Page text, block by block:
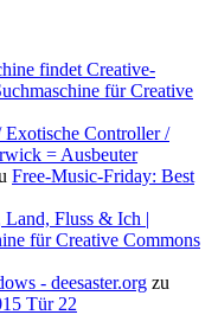
findet Creative-
für Creative
Controller /
= Ausbeuter
Free-Music-Friday: Best
Land, Fluss & Ich |
für Creative Commons
- deesaster.org zu
Tür 22